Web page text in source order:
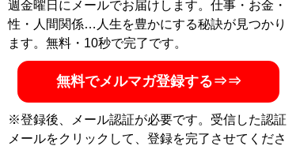
週金曜日にメールでお届けします。仕事・お金・
性・人間関係…人生を豊かにする秘訣が見つかり
ます。無料・10秒で完了です。
無料でメルマガ登録する⇒⇒
※登録後、メール認証が必要です。受信した認証
メールをクリックして、登録を完了させてくださ